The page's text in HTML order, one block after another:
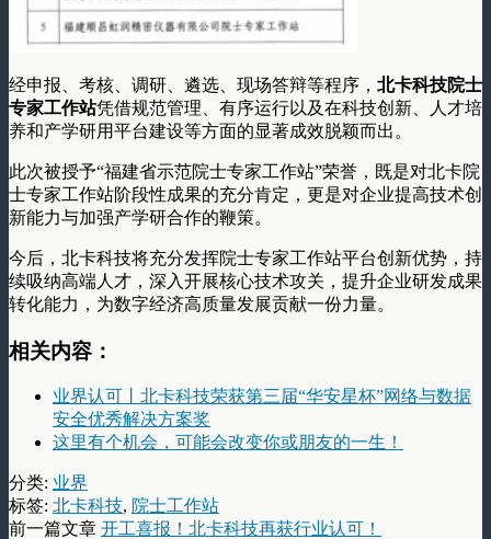
经申报、考核、调研、遴选、现场答辩等程序， 北卡科技院士
专家工作站凭借规范管理、有序运行以及在科技创新、人才培
养和产学研用平台建设等方面的显著成效脱颖而出。
此次被授予“福建省示范院士专家工作站”荣誉，既是对北卡院
士专家工作站阶段性成果的充分肯定，更是对企业提高技术创
新能力与加强产学研合作的鞭策。
今后，北卡科技将充分发挥院士专家工作站平台创新优势，持
续吸纳高端人才，深入开展核心技术攻关，提升企业研发成果
转化能力，为数字经济高质量发展贡献一份力量。
相关内容：
业界认可丨北卡科技荣获第三届“华安星杯”网络与数据
安全优秀解决方案奖
这里有个机会，可能会改变你或朋友的一生！
分类: 业界
标签: 北卡科技, 院士工作站
前一篇文章 开工喜报！北卡科技再获行业认可！